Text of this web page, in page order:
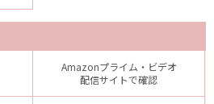
Amazonプライム・ビデオ
配信サイトで確認